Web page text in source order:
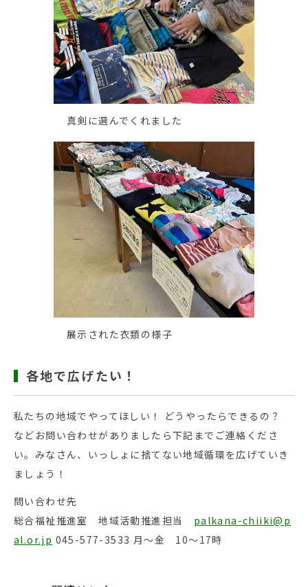
真剣に選んでくれました
展示された衣類の様子
各地で広げたい！
私たちの地域でやってほしい！ どうやったらできるの？
などお問い合わせがありましたら下記までご連絡くださ
い。みなさん、いっしょに捨てない地域循環を広げていき
ましょう！
問い合わせ先
総合福祉推進室 地域活動推進担当 palkana-chiiki@p
al.or.jp 045-577-3533 月～金 10～17時